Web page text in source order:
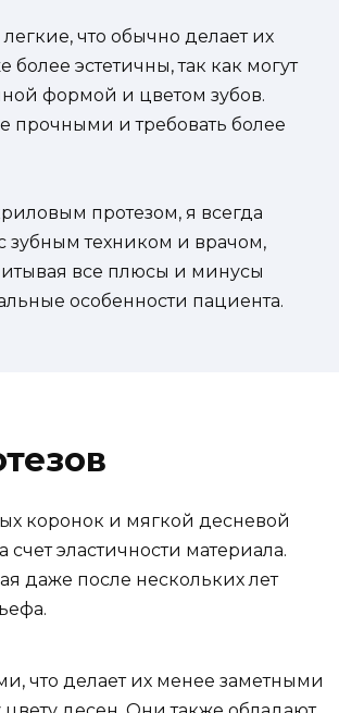
что обычно делает их
эстетичны, так как могут
формой и цветом зубов.
прочными и требовать более
протезом, я всегда
зубным техником и врачом,
все плюсы и минусы
особенности пациента.
коронок и мягкой десневой
эластичности материала.
даже после нескольких лет
что делает их менее заметными